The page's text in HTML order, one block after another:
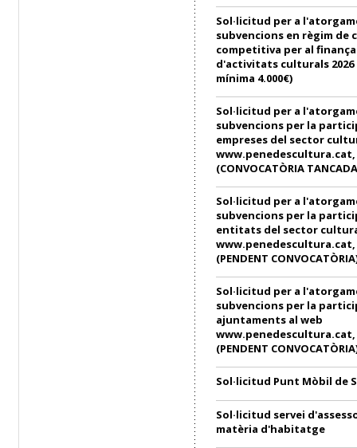
Sol·licitud per a
subvencions en règim de
competitiva per al
d'activitats culturals 2026
mínima 4.000€)
Sol·licitud per a
subvencions per la
empreses del sector
www.penedescultura.cat,
(CONVOCATÒRIA
Sol·licitud per a
subvencions per la
entitats del sector
www.penedescultura.cat,
(PENDENT
Sol·licitud per a
subvencions per la
ajuntaments al web
www.penedescultura.cat,
(PENDENT
Sol·licitud Punt Mòbil de
Sol·licitud servei
matèria d'habitatge